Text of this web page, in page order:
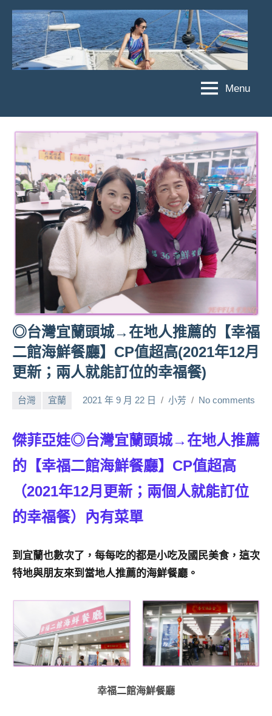
Skip
content
菲
娃
JEFFIA
FANG
娃
粉
絲
團、
主
達
人
帶
路、
旅
節
目
賓、
金
探
號
節
底、
景
節
目
哥
窟
泰
Menu
◎台灣宜蘭頭城→在地人推薦的【幸福
二館海鮮餐廳】CP值超高(2021年12月
更新；兩人就能訂位的幸福餐)
台灣 宜蘭 2021 年 9 月 22 日 小芳 No comments
傑菲亞娃◎台灣宜蘭頭城→在地人推薦
的【幸福二館海鮮餐廳】CP值超高
（2021年12月更新；兩個人就能訂位
的幸福餐）內有菜單
到宜蘭也數次了，每每吃的都是小吃及國民美食，這次
特地與朋友來到當地人推薦的海鮮餐廳。
幸福二館海鮮餐廳